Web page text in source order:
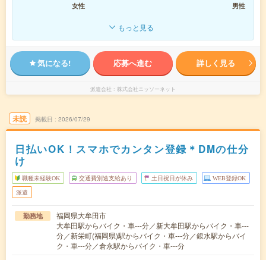
女性
男性
もっと見る
気になる! 応募へ進む 詳しく見る
派遣会社 株式会社ニッソーネット
未読 掲載日 2026/07/29
日払いOK！スマホでカンタン登録＊DMの仕分
け
職種未経験OK 交通費別途支給あり 土日祝日が休み WEB登録OK
派遣
勤務地
福岡県大牟田市
大牟田駅からバイク・車---分／新大牟田駅からバイク・車---
分／新栄町(福岡県)駅からバイク・車---分／銀水駅からバイ
ク・車---分／倉永駅からバイク・車---分